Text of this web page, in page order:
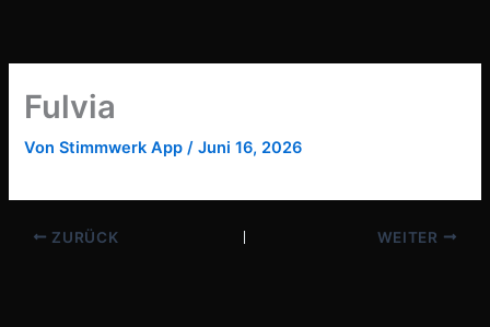
springen
Fulvia
VonStimmwerk App/Juni 16, 2026
ZURÜCK WEITER